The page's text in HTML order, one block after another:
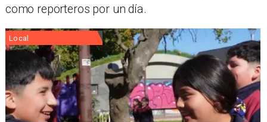
como reporteros por un día.
Local